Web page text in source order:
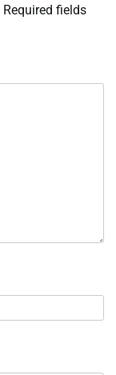
Required fields